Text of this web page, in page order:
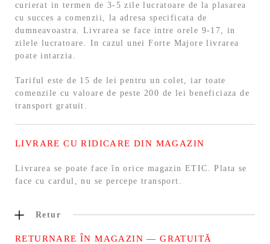
curierat in termen de 3-5 zile lucratoare de la plasarea
cu succes a comenzii, la adresa specificata de
dumneavoastra. Livrarea se face intre orele 9-17, in
zilele lucratoare. In cazul unei Forte Majore livrarea
poate intarzia.
Tariful este de 15 de lei pentru un colet, iar toate
comenzile cu valoare de peste 200 de lei beneficiaza de
transport gratuit.
LIVRARE CU RIDICARE DIN MAGAZIN
Livrarea se poate face în orice magazin ETIC. Plata se
face cu cardul, nu se percepe transport.
Retur
RETURNARE ÎN MAGAZIN — GRATUITĂ